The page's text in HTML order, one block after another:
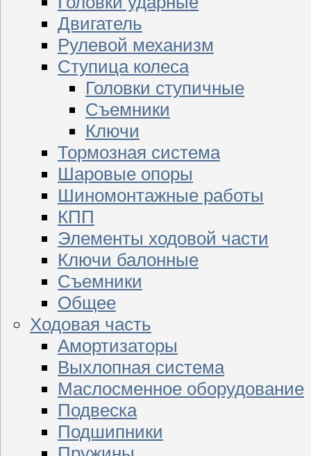
Двигатель
Рулевой механизм
Ступица колеса
Головки ступичные
Съемники
Ключи
Тормозная система
Шаровые опоры
Шиномонтажные работы
КПП
Элементы ходовой части
Ключи балонные
Съемники
Общее
Ходовая часть
Амортизаторы
Выхлопная система
Маслосменное оборудование
Подвеска
Подшипники